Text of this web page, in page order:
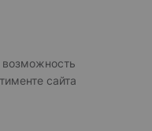
возможность
сайта